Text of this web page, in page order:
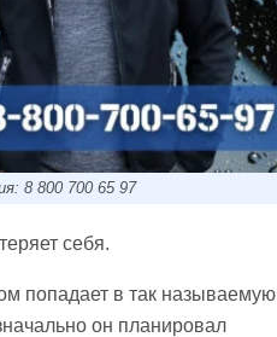
8 800 700 65 97
себя.
попадает в так называемую
он планировал